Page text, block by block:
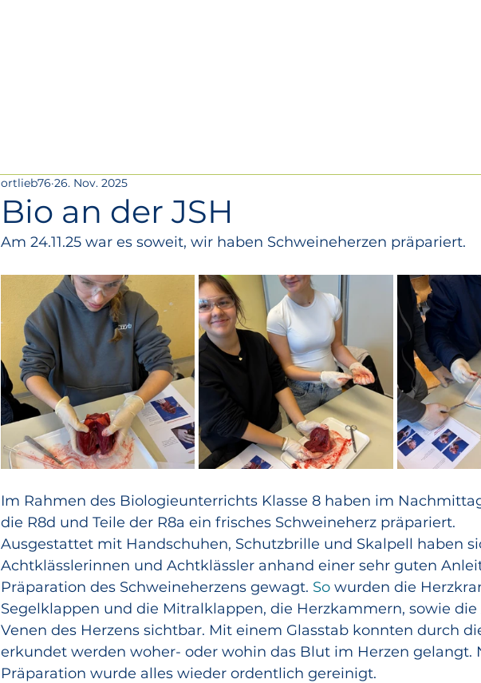
Bio an der JSH
ortlieb76 26. Nov. 2025
Am 24.11.25 war es soweit, wir haben Schweineherzen präpariert.
Im Rahmen des Biologieunterrichts Klasse 8 haben im
die R8d und Teile der R8a ein frisches Schweineherz präpariert.
Ausgestattet mit Handschuhen, Schutzbrille und Skalpell haben
Achtklässlerinnen und Achtklässler anhand einer sehr guten
Präparation des Schweineherzens gewagt. So wurden die
Segelklappen und die Mitralklappen, die Herzkammern, sowie
Venen des Herzens sichtbar. Mit einem Glasstab konnten durch
erkundet werden woher- oder wohin das Blut im Herzen gelangt.
Präparation wurde alles wieder ordentlich gereinigt.